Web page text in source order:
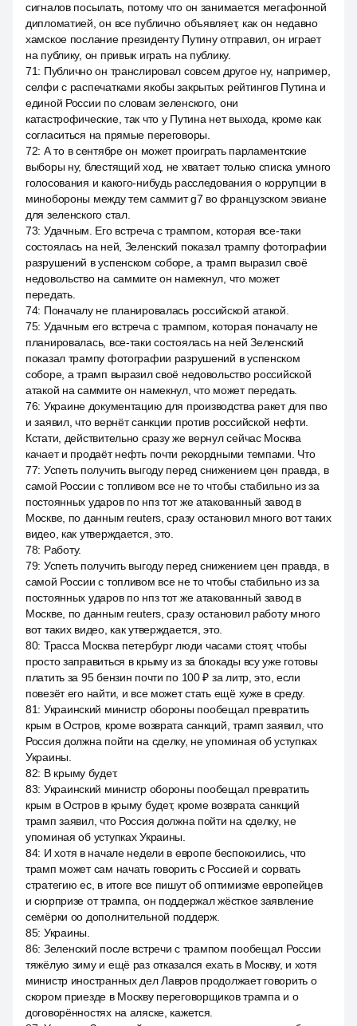
сигналов посылать, потому что он занимается мегафонной
дипломатией, он все публично объявляет, как он недавно
хамское послание президенту Путину отправил, он играет
на публику, он привык играть на публику.
71: Публично он транслировал совсем другое ну, например,
селфи с распечатками якобы закрытых рейтингов Путина и
единой России по словам зеленского, они
катастрофические, так что у Путина нет выхода, кроме как
согласиться на прямые переговоры.
72: А то в сентябре он может проиграть парламентские
выборы ну, блестящий ход, не хватает только списка умного
голосования и какого-нибудь расследования о коррупции в
минобороны между тем саммит g7 во французском эвиане
для зеленского стал.
73: Удачным. Его встреча с трампом, которая все-таки
состоялась на ней, Зеленский показал трампу фотографии
разрушений в успенском соборе, а трамп выразил своё
недовольство на саммите он намекнул, что может
передать.
74: Поначалу не планировалась российской атакой.
75: Удачным его встреча с трампом, которая поначалу не
планировалась, все-таки состоялась на ней Зеленский
показал трампу фотографии разрушений в успенском
соборе, а трамп выразил своё недовольство российской
атакой на саммите он намекнул, что может передать.
76: Украине документацию для производства ракет для пво
и заявил, что вернёт санкции против российской нефти.
Кстати, действительно сразу же вернул сейчас Москва
качает и продаёт нефть почти рекордными темпами. Что
77: Успеть получить выгоду перед снижением цен правда, в
самой России с топливом все не то чтобы стабильно из за
постоянных ударов по нпз тот же атакованный завод в
Москве, по данным reuters, сразу остановил много вот таких
видео, как утверждается, это.
78: Работу.
79: Успеть получить выгоду перед снижением цен правда, в
самой России с топливом все не то чтобы стабильно из за
постоянных ударов по нпз тот же атакованный завод в
Москве, по данным reuters, сразу остановил работу много
вот таких видео, как утверждается, это.
80: Трасса Москва петербург люди часами стоят, чтобы
просто заправиться в крыму из за блокады всу уже готовы
платить за 95 бензин почти по 100 ₽ за литр, это, если
повезёт его найти, и все может стать ещё хуже в среду.
81: Украинский министр обороны пообещал превратить
крым в Остров, кроме возврата санкций, трамп заявил, что
Россия должна пойти на сделку, не упоминая об уступках
Украины.
82: В крыму будет.
83: Украинский министр обороны пообещал превратить
крым в Остров в крыму будет, кроме возврата санкций
трамп заявил, что Россия должна пойти на сделку, не
упоминая об уступках Украины.
84: И хотя в начале недели в европе беспокоились, что
трамп может сам начать говорить с Россией и сорвать
стратегию ес, в итоге все пишут об оптимизме европейцев
и сюрпризе от трампа, он поддержал жёсткое заявление
семёрки оо дополнительной поддерж.
85: Украины.
86: Зеленский после встречи с трампом пообещал России
тяжёлую зиму и ещё раз отказался ехать в Москву, и хотя
министр иностранных дел Лавров продолжает говорить о
скором приезде в Москву переговорщиков трампа и о
договорённостях на аляске, кажется.